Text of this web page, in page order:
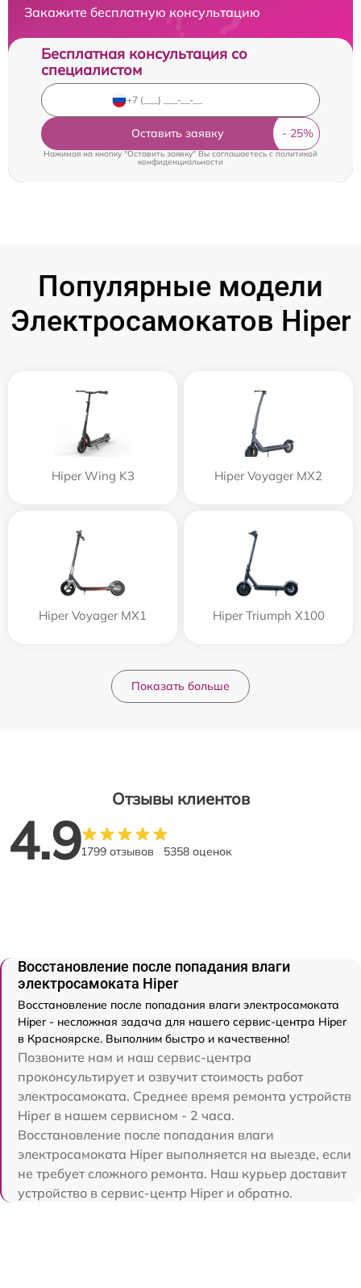
Закажите бесплатную консультацию
Бесплатная консультация со
специалистом
Оставить заявку
Нажимая на кнопку "Оставить заявку" Вы соглашаетесь cполитикой
конфиденциальности
Популярные модели
Электросамокатов Hiper
Hiper Wing K3 Hiper Voyager MX2
Hiper Voyager MX1 Hiper Triumph X100
Показать больше
Отзывы клиентов
4.91799 отзывов 5358 оценок
Восстановление после попадания влаги
электросамоката Hiper
Восстановление после попадания влаги электросамоката
Hiper - несложная задача для нашего сервис-центра Hiper
в Красноярске. Выполним быстро и качественно!
Позвоните нам и наш сервис-центра
проконсультирует и озвучит стоимость работ
электросамоката. Среднее время ремонта устройств
Hiper в нашем сервисном - 2 часа.
Восстановление после попадания влаги
электросамоката Hiper выполняется на выезде, если
не требует сложного ремонта. Наш курьер доставит
устройство в сервис-центр Hiper и обратно.